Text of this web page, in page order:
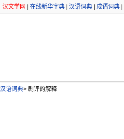
汉文学网 在线新华字典 汉语词典 成语词典
汉语词典> 剧评的解释